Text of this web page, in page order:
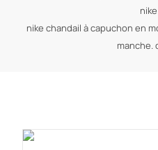
nike
nike chandail à capuchon en
manche.